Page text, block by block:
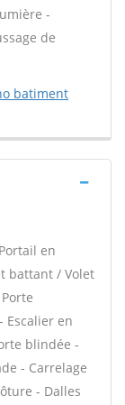
-
de
batiment
en
battant / Volet
Escalier en
blindée -
- Carrelage
- Dalles